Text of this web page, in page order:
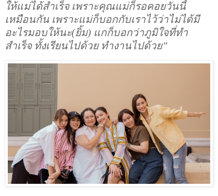
ให้แม่ได้สำเร็จ เพราะคุณแม่ก็รอคอยวันนี้
เหมือนกัน เพราะแม่ก็บอกกับเราไว้ว่าไม่ได้มี
อะไรมอบให้นะ(ยิ้ม) แกก็บอกว่าภูมิใจที่ทำ
สำเร็จ ทั้งเรียนไปด้วย ทำงานไปด้วย”